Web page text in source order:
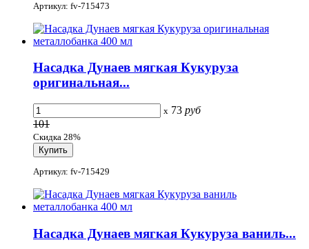
Артикул: fv-715473
Насадка Дунаев мягкая Кукуруза
оригинальная...
x 73 руб
101
Скидка 28%
Артикул: fv-715429
Насадка Дунаев мягкая Кукуруза ваниль...